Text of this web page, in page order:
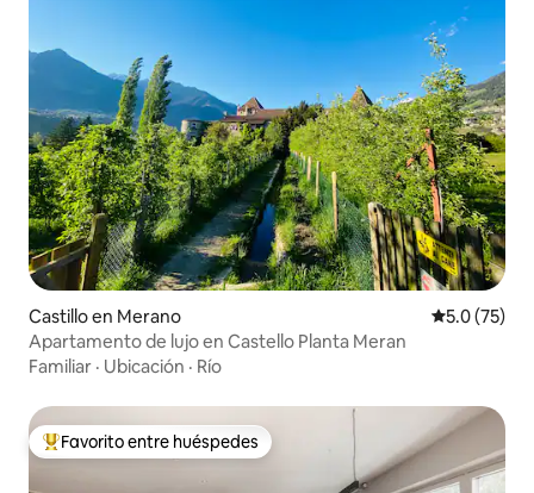
Castillo en Merano Calificación
5.0 (75)
Apartamento de lujo en Castello Planta Meran
Familiar · Ubicación · Río
Favorito entre huéspedes preferido
Favorito entre huéspedes